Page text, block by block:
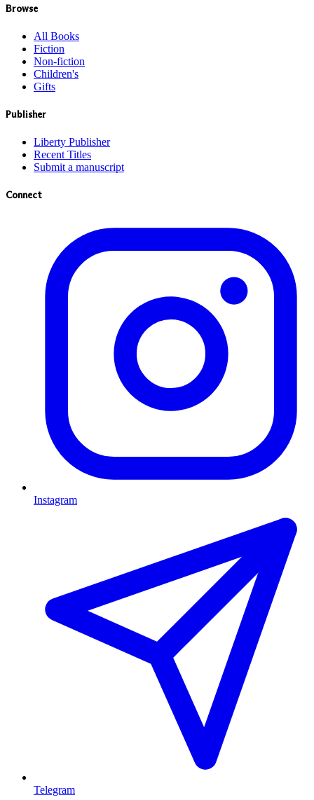
Browse
All Books
Fiction
Non-fiction
Children's
Gifts
Publisher
Liberty Publisher
Recent Titles
Submit a manuscript
Connect
Instagram
Telegram